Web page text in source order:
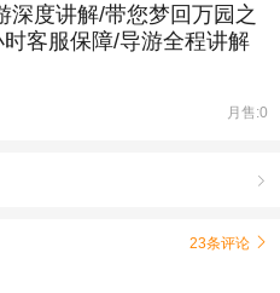
深度讲解/带您梦回万园之
客服保障/导游全程讲解
月售:0

23条评论 